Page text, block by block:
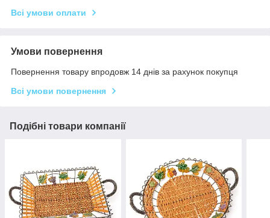
Всі умови оплати
Умови повернення
Повернення товару впродовж 14 днів за рахунок покупця
Всі умови повернення
Подібні товари компанії